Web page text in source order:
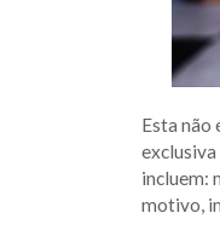
Esta não
exclusiva
incluem:
motivo,